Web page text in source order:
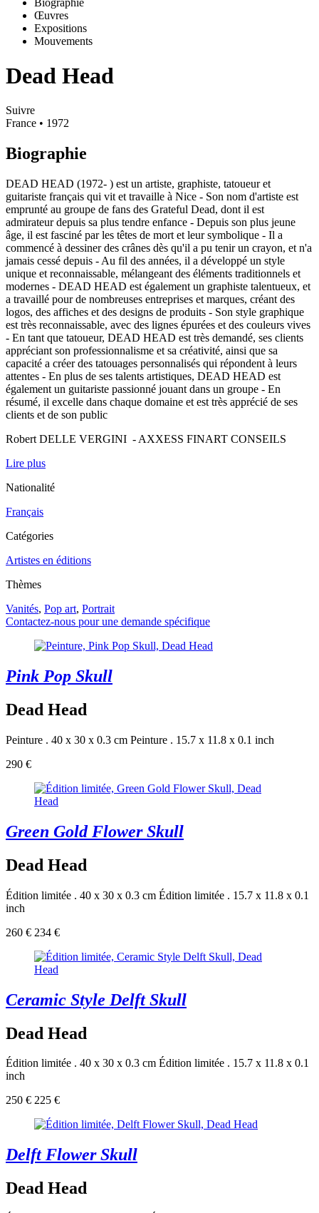
Œuvres
Expositions
Mouvements
Dead Head
Suivre
France • 1972
Biographie
DEAD HEAD (1972- ) est un artiste, graphiste, tatoueur et
guitariste français qui vit et travaille à Nice - Son nom d'artiste est
emprunté au groupe de fans des Grateful Dead, dont il est
admirateur depuis sa plus tendre enfance - Depuis son plus jeune
âge, il est fasciné par les têtes de mort et leur symbolique - Il a
commencé à dessiner des crânes dès qu'il a pu tenir un crayon, et n'a
jamais cessé depuis - Au fil des années, il a développé un style
unique et reconnaissable, mélangeant des éléments traditionnels et
modernes - DEAD HEAD est également un graphiste talentueux, et
a travaillé pour de nombreuses entreprises et marques, créant des
logos, des affiches et des designs de produits - Son style graphique
est très reconnaissable, avec des lignes épurées et des couleurs vives
- En tant que tatoueur, DEAD HEAD est très demandé, ses clients
appréciant son professionnalisme et sa créativité, ainsi que sa
capacité a créer des tatouages personnalisés qui répondent à leurs
attentes - En plus de ses talents artistiques, DEAD HEAD est
également un guitariste passionné jouant dans un groupe - En
résumé, il excelle dans chaque domaine et est très apprécié de ses
clients et de son public
Robert DELLE VERGINI - AXXESS FINART CONSEILS
Lire plus
Nationalité
Français
Catégories
Artistes en éditions
Thèmes
Vanités, Pop art, Portrait
Contactez-nous pour une demande spécifique
Pink Pop Skull
Dead Head
Peinture . 40 x 30 x 0.3 cm Peinture . 15.7 x 11.8 x 0.1 inch
290 €
Green Gold Flower Skull
Dead Head
Édition limitée . 40 x 30 x 0.3 cm Édition limitée . 15.7 x 11.8 x 0.1
inch
260 € 234 €
Ceramic Style Delft Skull
Dead Head
Édition limitée . 40 x 30 x 0.3 cm Édition limitée . 15.7 x 11.8 x 0.1
inch
250 € 225 €
Delft Flower Skull
Dead Head